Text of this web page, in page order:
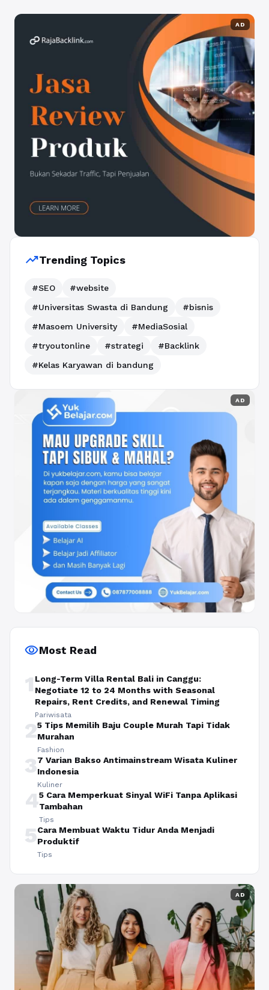
AD
trending_upTrending Topics
#SEO
#website
#Universitas Swasta di Bandung
#bisnis
#Masoem University
#MediaSosial
#tryoutonline
#strategi
#Backlink
#Kelas Karyawan di bandung
AD
visibilityMost Read
1 Long-Term Villa Rental Bali in Canggu:
Negotiate 12 to 24 Months with Seasonal
Repairs, Rent Credits, and Renewal Timing
Pariwisata
25 Tips Memilih Baju Couple Murah Tapi Tidak
Murahan
Fashion
37 Varian Bakso Antimainstream Wisata Kuliner
Indonesia
Kuliner
45 Cara Memperkuat Sinyal WiFi Tanpa Aplikasi
Tambahan
Tips
5Cara Membuat Waktu Tidur Anda Menjadi
Produktif
Tips
AD